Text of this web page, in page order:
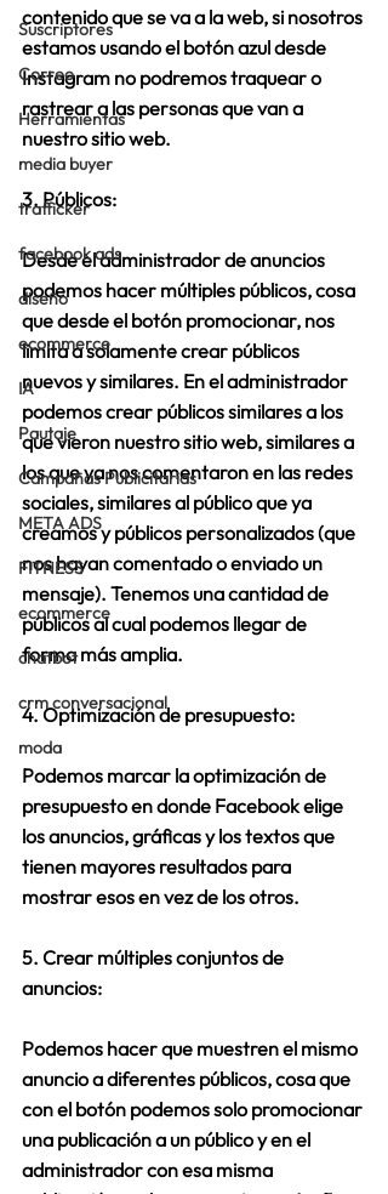
Suscriptores
Correo
Herramientas
media buyer
trafficker
facebook ads
diseño
ecommerce
IA
Pautaje
Campañas Publicitarias
META ADS
FITNESS
ecommerce
chatbot
crm conversacional
moda
contenido que se va a la web, si nosotros
estamos usando el botón azul desde
Instagram no podremos traquear o
rastrear a las personas que van a
nuestro sitio web.
3. Públicos:
Desde el administrador de anuncios
podemos hacer múltiples públicos, cosa
que desde el botón promocionar, nos
limita a solamente crear públicos
nuevos y similares. En el administrador
podemos crear públicos similares a los
que vieron nuestro sitio web, similares a
los que ya nos comentaron en las redes
sociales, similares al público que ya
creamos y públicos personalizados (que
nos hayan comentado o enviado un
mensaje). Tenemos una cantidad de
públicos al cual podemos llegar de
forma más amplia.
4. Optimización de presupuesto:
Podemos marcar la optimización de
presupuesto en donde Facebook elige
los anuncios, gráficas y los textos que
tienen mayores resultados para
mostrar esos en vez de los otros.
5. Crear múltiples conjuntos de
anuncios:
Podemos hacer que muestren el mismo
anuncio a diferentes públicos, cosa que
con el botón podemos solo promocionar
una publicación a un público y en el
administrador con esa misma